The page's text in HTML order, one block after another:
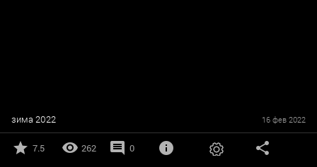
зима 2022 16 фев 2022
7.5 262 0